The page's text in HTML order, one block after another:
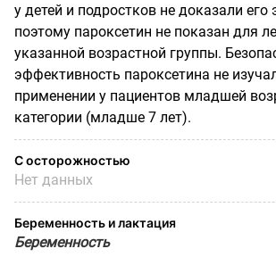
у детей и подростков не доказали
поэтому пароксетин не показан для
указанной возрастной группы.
эффективность пароксетина не
применении у пациентов младшей
категории (младше 7 лет).
С осторожностью
Нет данных
Беременность и лактация
Беременность